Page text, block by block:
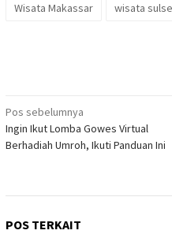
Wisata Makassar
wisata
Navigasi
pos
Pos sebelumnya
Ingin Ikut Lomba Gowes Virtual
Berhadiah Umroh, Ikuti Panduan Ini
POS TERKAIT